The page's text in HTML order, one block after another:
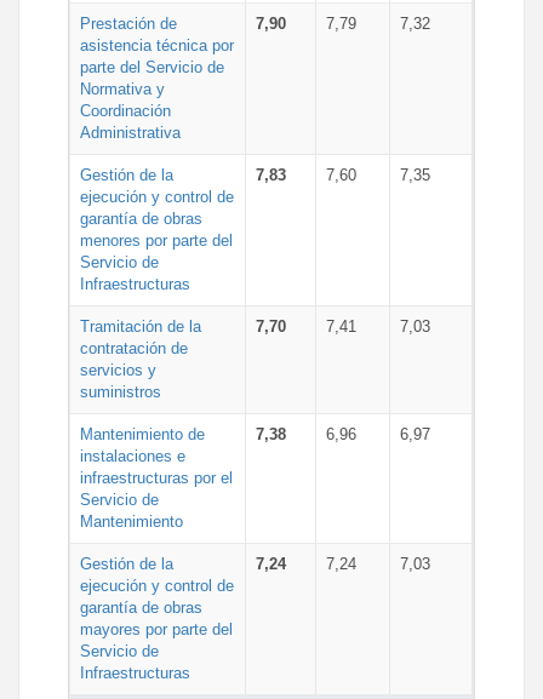
Prestación de
asistencia técnica por
parte del Servicio de
Normativa y
Coordinación
Administrativa
7,90 7,79 7,32
Gestión de la
ejecución y control de
garantía de obras
menores por parte del
Servicio de
Infraestructuras
7,83 7,60 7,35
Tramitación de la
contratación de
servicios y
suministros
7,70 7,41 7,03
Mantenimiento de
instalaciones e
infraestructuras por el
Servicio de
Mantenimiento
7,38 6,96 6,97
Gestión de la
ejecución y control de
garantía de obras
mayores por parte del
Servicio de
Infraestructuras
7,24 7,24 7,03